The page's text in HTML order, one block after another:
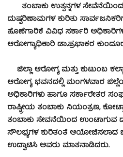
ತಂಬಾಕು ಉತ್ಪನ್ನಗಳ
ದುಷ್ಪರಿಣಾಮಗಳ ಕುರಿತು
ಹೊಣೆಗಾರಿಕೆ ವಿವಿಧ ಸರ್ಕಾರಿ
ಆರೋಗ್ಯಾಧಿಕಾರಿ ಡಾ.ಪ್ರಭಾಕರ
ಜಿಲ್ಲಾ ಆರೋಗ್ಯ ಮತ್ತು ಕುಟುಂಬ
ಆರೋಗ್ಯ ಭವನದಲ್ಲಿ ಮಂಗಳವಾರ
ಅಧಿಕಾರಿಗಳು ಹಾಗೂ ಸರ್ಕಾರೇತರ
ರಾಷ್ಟ್ರೀಯ ತಂಬಾಕು ನಿಯಂತ್ರಣ,
ತಂಬಾಕು ಸೇವನೆಯಿಂದ ಉಂಟಾಗುವ
ಸೌಲಭ್ಯಗಳ ಕುರಿತಂತೆ ಆಯೋಜಿಸಲಾದ
ಉದ್ಘಾಟಿಸಿ ಅವರು ಮಾತನಾಡಿದರು.